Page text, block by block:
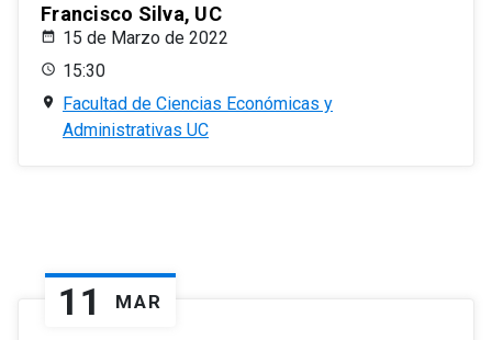
Francisco Silva, UC
15 de Marzo de 2022
15:30
Facultad de Ciencias Económicas y
Administrativas UC
11 MAR